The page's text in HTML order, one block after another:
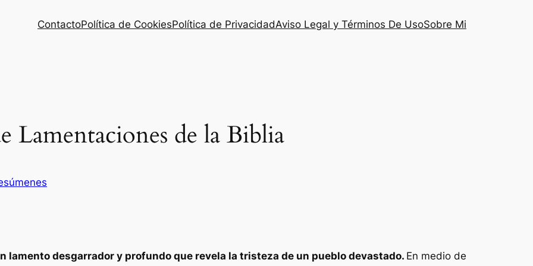
ContactoPolítica de CookiesPolítica de PrivacidadAviso Legal y Términos De UsoSobre Mi
Lamentaciones de la Biblia
lamento desgarrador y profundo que revela la tristeza de un pueblo devastado. En medio de